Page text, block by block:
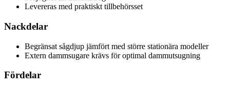
Levereras med praktiskt tillbehörsset
Nackdelar
Begränsat sågdjup jämfört med större stationära modeller
Extern dammsugare krävs för optimal dammutsugning
Fördelar